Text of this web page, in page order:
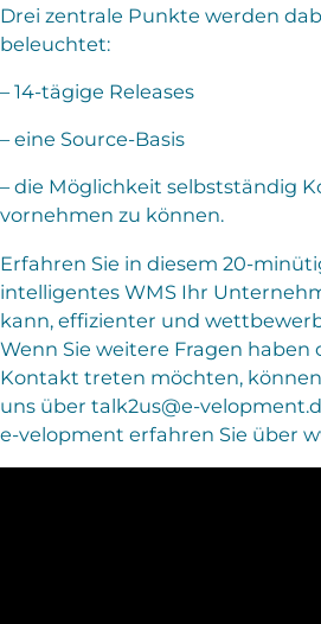
Drei zentrale Punkte werden
beleuchtet:
– 14-tägige Releases
– eine Source-Basis
– die Möglichkeit selbstständig
vornehmen zu können.
Erfahren Sie in diesem 20-
intelligentes WMS Ihr
kann, effizienter und
Wenn Sie weitere Fragen
Kontakt treten möchten,
uns über talk2us@e-
e-velopment erfahren Sie über